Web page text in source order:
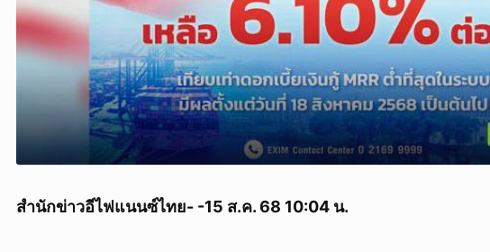
สำนักข่าวอีไฟแนนซ์ไทย- -15 ส.ค. 68 10:04 น.